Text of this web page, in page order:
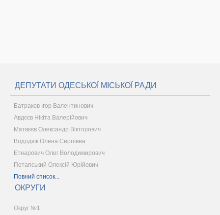
ДЕПУТАТИ ОДЕСЬКОЇ МІСЬКОЇ РАДИ
Батраков Ігор Валентинович
Авдєєв Нікіта Валерійович
Матвєєв Олександр Вікторович
Вододюк Олена Сергіївна
Етнарович Олег Володимирович
Потапський Олексій Юрійович
Повний список...
ОКРУГИ
Округ №1